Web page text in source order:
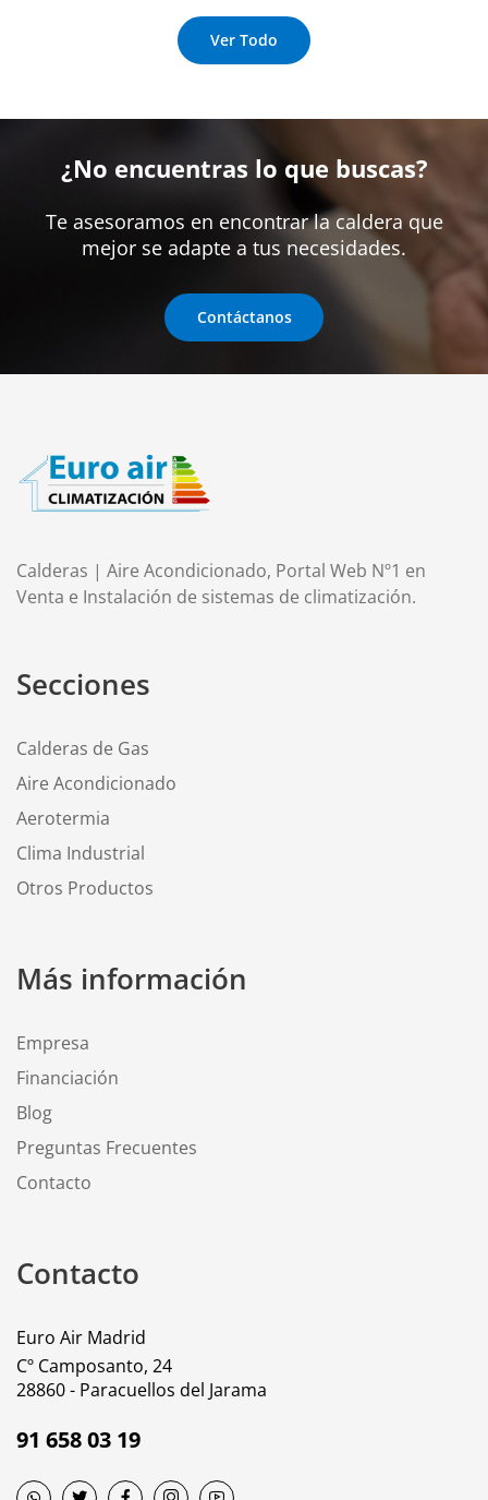
Ver Todo
¿No encuentras lo que buscas?
Te asesoramos en encontrar la caldera que
mejor se adapte a tus necesidades.
Contáctanos
Calderas | Aire Acondicionado, Portal Web Nº1 en
Venta e Instalación de sistemas de climatización.
Secciones
Calderas de Gas
Aire Acondicionado
Aerotermia
Clima Industrial
Otros Productos
Más información
Empresa
Financiación
Blog
Preguntas Frecuentes
Contacto
Contacto
Euro Air Madrid
Cº Camposanto, 24
28860 - Paracuellos del Jarama
91 658 03 19